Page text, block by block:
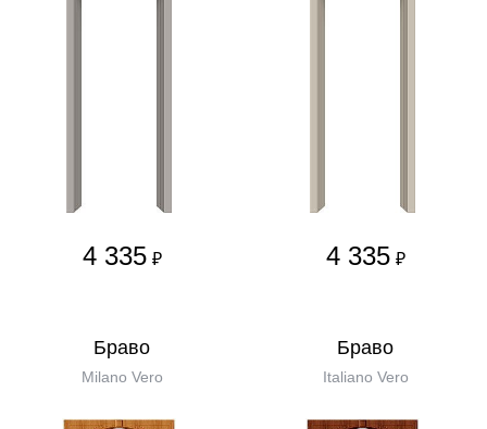
4 335 ₽ 4 335 ₽
Бравo
Milano Vero
Бравo
Italiano Vero